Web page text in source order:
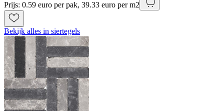
Prijs: 0.59 euro per pak, 39.33 euro per m2
Bekijk alles in siertegels